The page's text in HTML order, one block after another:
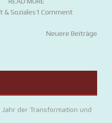
& Soziales1 Comment
Neuere Beiträge
der Transformation und